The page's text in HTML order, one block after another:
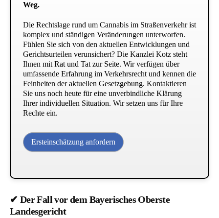
Weg.
Die Rechtslage rund um Cannabis im Straßenverkehr ist
komplex und ständigen Veränderungen unterworfen.
Fühlen Sie sich von den aktuellen Entwicklungen und
Gerichtsurteilen verunsichert? Die Kanzlei Kotz steht
Ihnen mit Rat und Tat zur Seite. Wir verfügen über
umfassende Erfahrung im Verkehrsrecht und kennen die
Feinheiten der aktuellen Gesetzgebung. Kontaktieren
Sie uns noch heute für eine unverbindliche Klärung
Ihrer individuellen Situation. Wir setzen uns für Ihre
Rechte ein.
Ersteinschätzung anfordern
✔ Der Fall vor dem Bayerisches Oberste
Landesgericht